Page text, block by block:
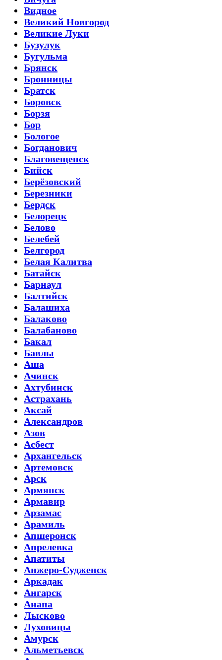
Видное
Великий Новгород
Великие Луки
Бузулук
Бугульма
Брянск
Бронницы
Братск
Боровск
Борзя
Бор
Бологое
Богданович
Благовещенск
Бийск
Берёзовский
Березники
Бердск
Белорецк
Белово
Белебей
Белгород
Белая Калитва
Батайск
Барнаул
Балтийск
Балашиха
Балаково
Балабаново
Бакал
Бавлы
Аша
Ачинск
Ахтубинск
Астрахань
Аксай
Александров
Азов
Асбест
Архангельск
Артемовск
Арск
Армянск
Армавир
Арзамас
Арамиль
Апшеронск
Апрелевка
Апатиты
Анжеро-Судженск
Аркадак
Ангарск
Анапа
Лысково
Луховицы
Амурск
Альметьевск